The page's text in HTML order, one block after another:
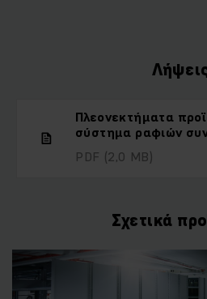
Πλεονεκτήματα
σύστημα ραφιών
PDF (2,0 MB)
Σχετικά